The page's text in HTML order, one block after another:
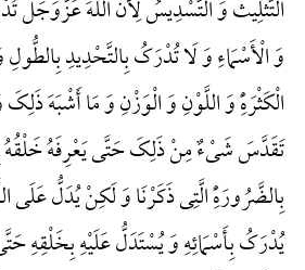
التَّثْلِیثُ وَ التَّسْدِیسُ لِأَنَّ اللَّهَ عَزَّوَجَلَّ
وَ الْأَسْمَاءِ وَ لَا تُدْرَکُ بِالتَّحْدِیدِ
الْکَثْرَهًِْ وَ اللَّوْنِ وَ الْوَزْنِ وَ مَا أَشْبَهَ
تَقَدَّسَ شَیْءٌ مِنْ ذَلِکَ حَتَّی یَعْرِفَهُ خَلْقُهُ
بِالضَّرُورَهًِْ الَّتِی ذَکَرْنَا وَ لَکِنْ یُدَلُّ عَلَی
یُدْرَکُ بِأَسْمَائِهِ وَ یُسْتَدَلُّ عَلَیْهِ بِخَلْقِهِ